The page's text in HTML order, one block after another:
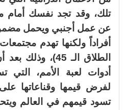
تلك، وقد تجد نفسك
عن عمل أجنبي ويحمل
أفراداً ولكنها تهدم
الطلاق الـ 45)،
أدوات لعبة الأمم، التي
لفرض قيمها وقناعاتها
تسود قيمهم في العالم